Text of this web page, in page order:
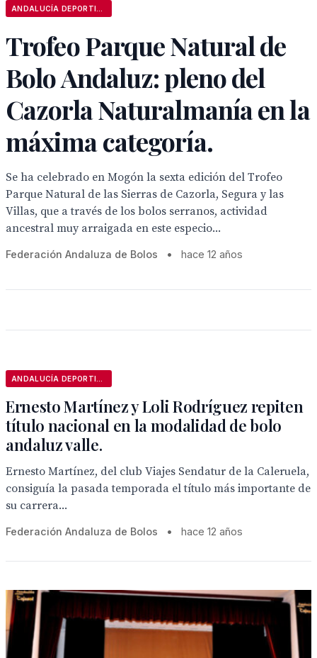
Trofeo Parque Natural de
Bolo Andaluz: pleno del
Cazorla Naturalmanía en la
máxima categoría.
Se ha celebrado en Mogón la sexta edición del Trofeo
Parque Natural de las Sierras de Cazorla, Segura y las
Villas, que a través de los bolos serranos, actividad
ancestral muy arraigada en este especio...
Federación Andaluza de Bolos • hace 12 años
Ernesto Martínez y Loli Rodríguez repiten
título nacional en la modalidad de bolo
andaluz valle.
Ernesto Martínez, del club Viajes Sendatur de la Caleruela,
consiguía la pasada temporada el título más importante de
su carrera...
Federación Andaluza de Bolos • hace 12 años